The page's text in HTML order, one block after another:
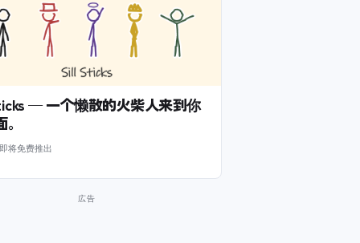
— 一个懒散的火柴人来到你
将免费推出